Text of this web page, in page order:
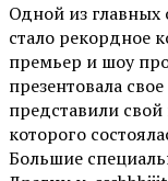
Одной из главных
стало рекордное
премьер и шоу
презентовала
представили
которого
Большие